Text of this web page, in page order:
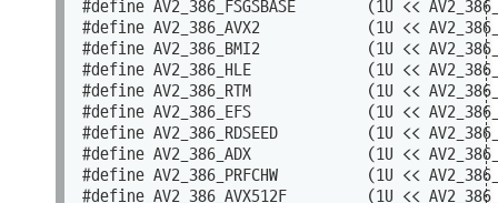
#define AV2_386_FSGSBASE        (1U <<
#define AV2_386_AVX2            (1U <<
#define AV2_386_BMI2            (1U <<
#define AV2_386_HLE             (1U <<
#define AV2_386_RTM             (1U <<
#define AV2_386_EFS             (1U <<
#define AV2_386_RDSEED          (1U <<
#define AV2_386_ADX             (1U <<
#define AV2_386_PRFCHW          (1U <<
#define AV2_386_AVX512F         (1U <<